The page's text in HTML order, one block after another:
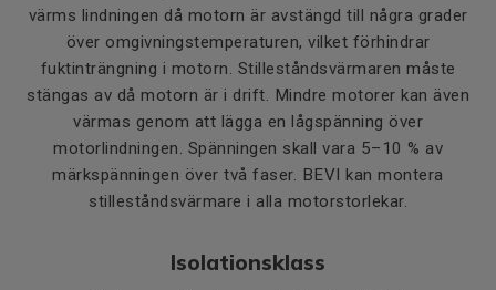
värms lindningen då motorn är avstängd till några grader
över omgivningstemperaturen, vilket förhindrar
fuktinträngning i motorn. Stilleståndsvärmaren måste
stängas av då motorn är i drift. Mindre motorer kan även
värmas genom att lägga en lågspänning över
motorlindningen. Spänningen skall vara 5–10 % av
märkspänningen över två faser. BEVI kan montera
stilleståndsvärmare i alla motorstorlekar.
Isolationsklass